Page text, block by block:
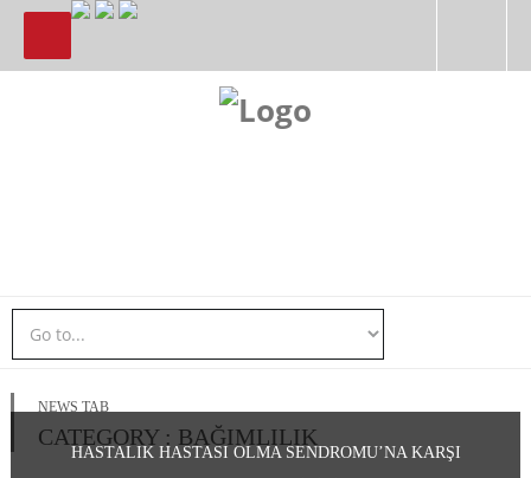
NEWS TAB
CATEGORY : BAĞIMLILIK
HASTALIK HASTASI OLMA SENDROMU’NA KARŞI